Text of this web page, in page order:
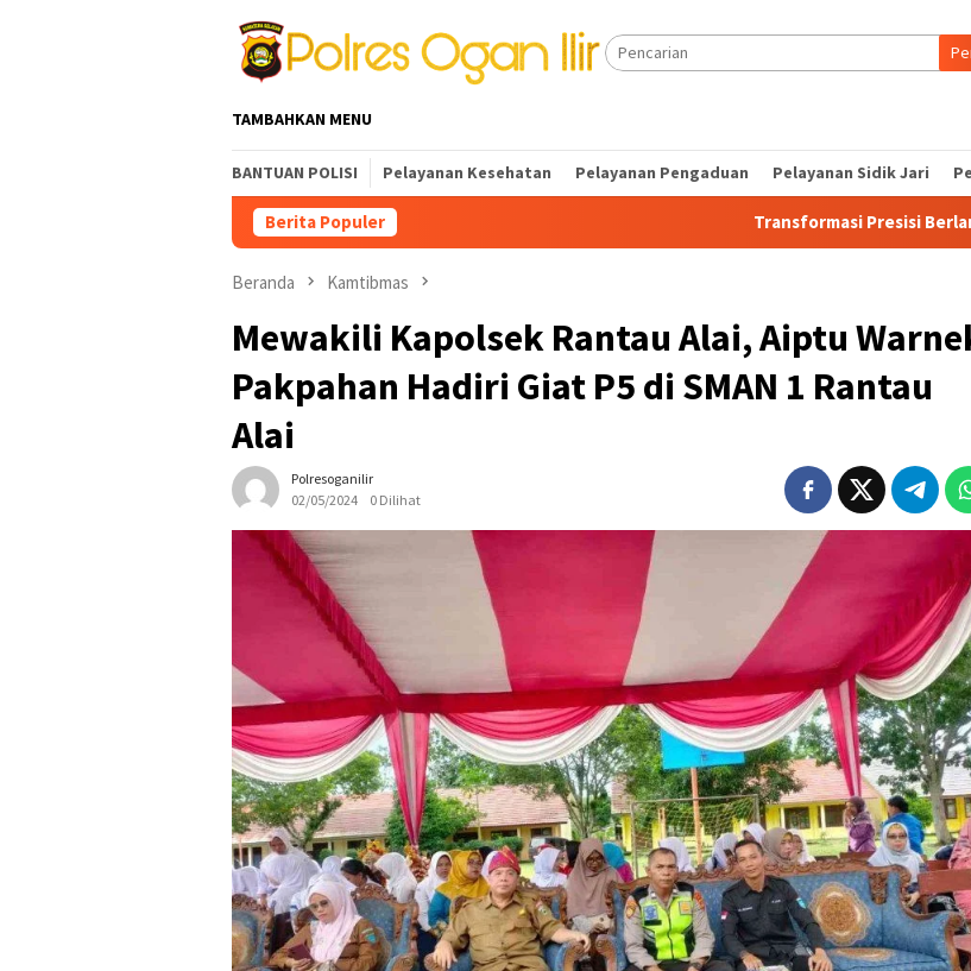
TAMBAHKAN MENU
BANTUAN POLISI Pelayanan Kesehatan Pelayanan Pengaduan Pelayanan Sidik Jari
Berita Populer Transformasi Presisi Berlanjut, Kapolda
Beranda Kamtibmas
Mewakili Kapolsek Rantau Alai, Aiptu
Pakpahan Hadiri Giat P5 di SMAN 1 Rantau
Alai
Polresoganilir
02/05/2024
0 Dilihat